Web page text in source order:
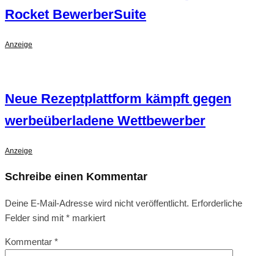
Rocket BewerberSuite
Anzeige
Neue Rezeptplattform kämpft gegen
werbeüberladene Wettbewerber
Anzeige
Schreibe einen Kommentar
Deine E-Mail-Adresse wird nicht veröffentlicht. Erforderliche
Felder sind mit * markiert
Kommentar *